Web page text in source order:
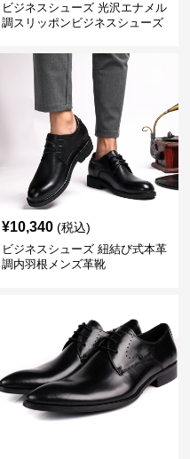
ビジネスシューズ 光沢エナメル
調スリッポンビジネスシューズ
¥10,340 (税込)
ビジネスシューズ 紐結び式本革
調内羽根メンズ革靴